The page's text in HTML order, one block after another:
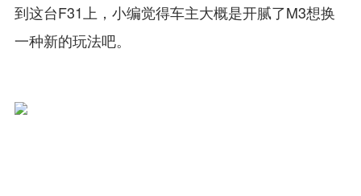
到这台F31上，小编觉得车主大概是开腻了M3想换
一种新的玩法吧。